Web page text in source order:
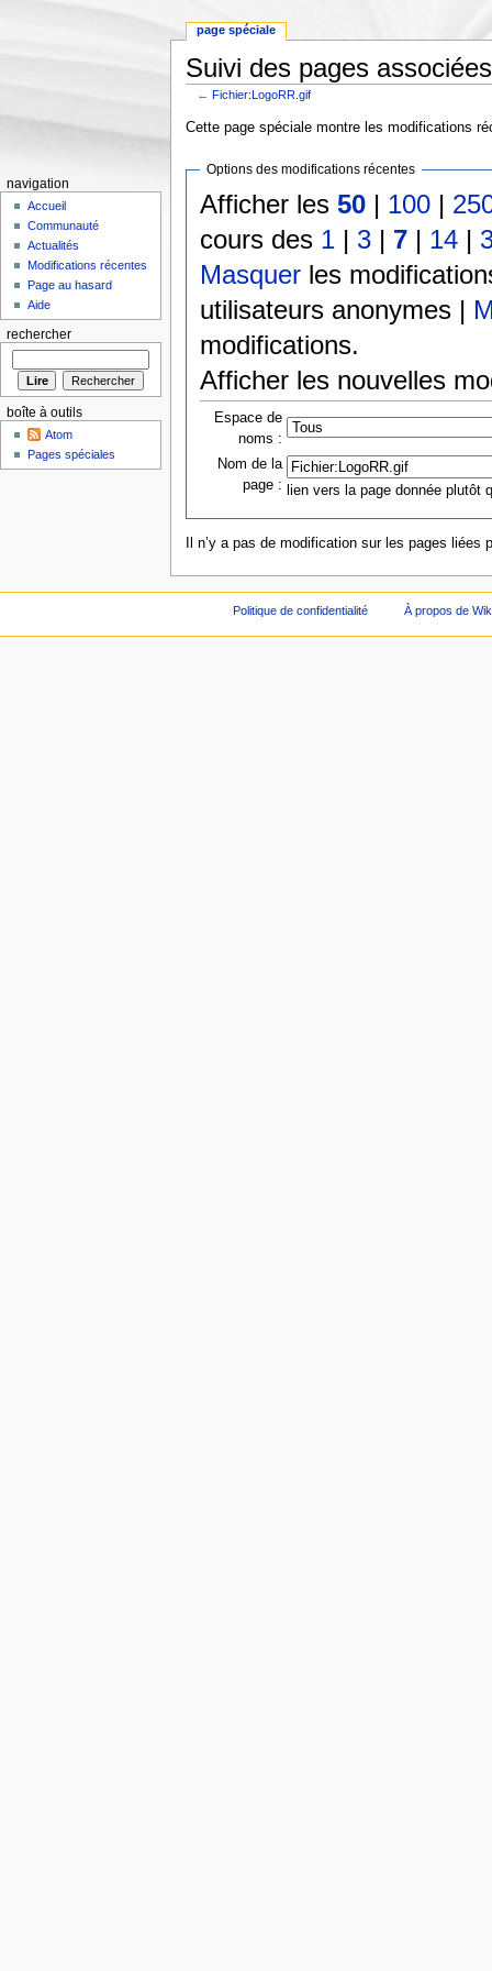
Suivi des pages
←Fichier:LogoRR.gif
Cette page spéciale montre les modifications
Options des modifications récentes
Afficher les50 | 100 |
cours des 1 | 3 | 7 | 14 |
Masquer les
utilisateurs anonymes |
modifications.
Afficher les nouvelles
Espace de
noms :
Nom de la
page : lien vers la page donnée plutôt
Il n’y a pas de modification sur les pages liées
page spéciale
navigation
Accueil
Communauté
Actualités
Modifications récentes
Page au hasard
Aide
rechercher
boîte à outils
Atom
Pages spéciales
Politique de confidentialité À propos de